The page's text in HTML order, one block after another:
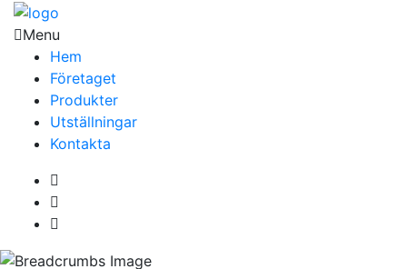
Menu
Hem
Företaget
Produkter
Utställningar
Kontakta